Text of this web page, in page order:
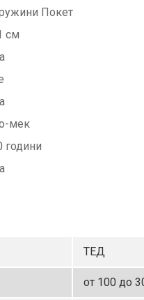
Покет
см
мек
години
ТЕД
от 100 до